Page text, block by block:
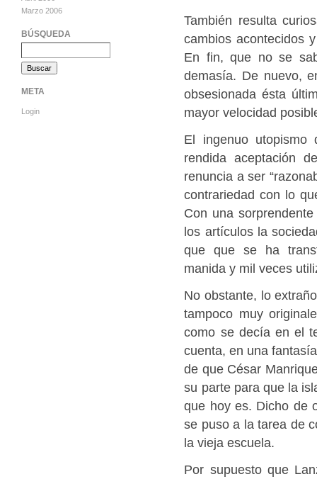
También resulta
cambios acontecidos
En fin, que no se
demasía. De nuevo,
obsesionada ésta
mayor velocidad
El ingenuo
rendida aceptación
renuncia a ser
contrariedad con lo
Con una
los artículos la
que que se ha
manida y mil veces
No obstante, lo
tampoco muy
como se decía en el
cuenta, en una
de que César
su parte para que la
que hoy es. Dicho de
se puso a la tarea de
la vieja escuela.
Por supuesto que
Marzo 2006
BÚSQUEDA
META
Login